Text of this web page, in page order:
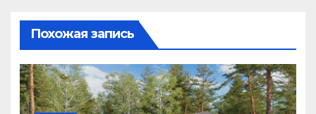
Похожая запись